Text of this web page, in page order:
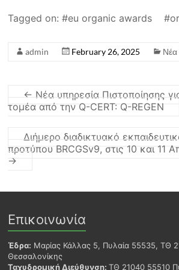
Tagged on: eu organic awards
admin February 26, 2025 Νέα
← Νέα υπηρεσία Πιστοποίησης
τομέα από την Q-CERT: Q-REGEN
Διήμερο διαδικτυακό
προτύπου BRCGSv9, στις 10 και 11
→
Επικοινωνία
Έδρα: Μαρίας Κάλλας 5, Πυλαία 55535, ΤΘ
Θεσσαλονίκης
Ταχυδρομική Διεύθυνση:ΤΘ 21040 55510